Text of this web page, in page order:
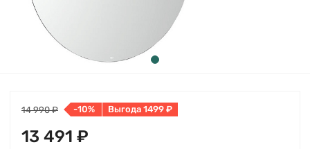
14 990 ₽ -10% Выгода 1499 ₽
13 491 ₽